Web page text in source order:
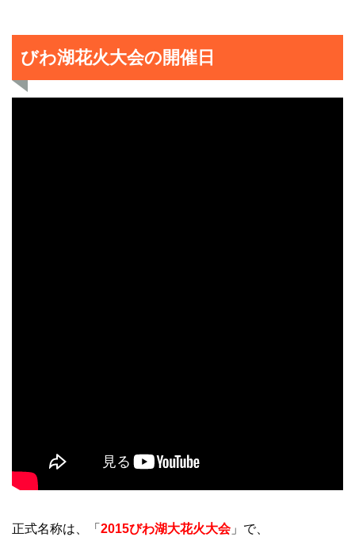
びわ湖花火大会の開催日
正式名称は、「 2015びわ湖大花火大会」で、